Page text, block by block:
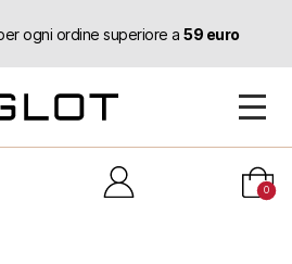
ogni ordine superiore a59 euro
0